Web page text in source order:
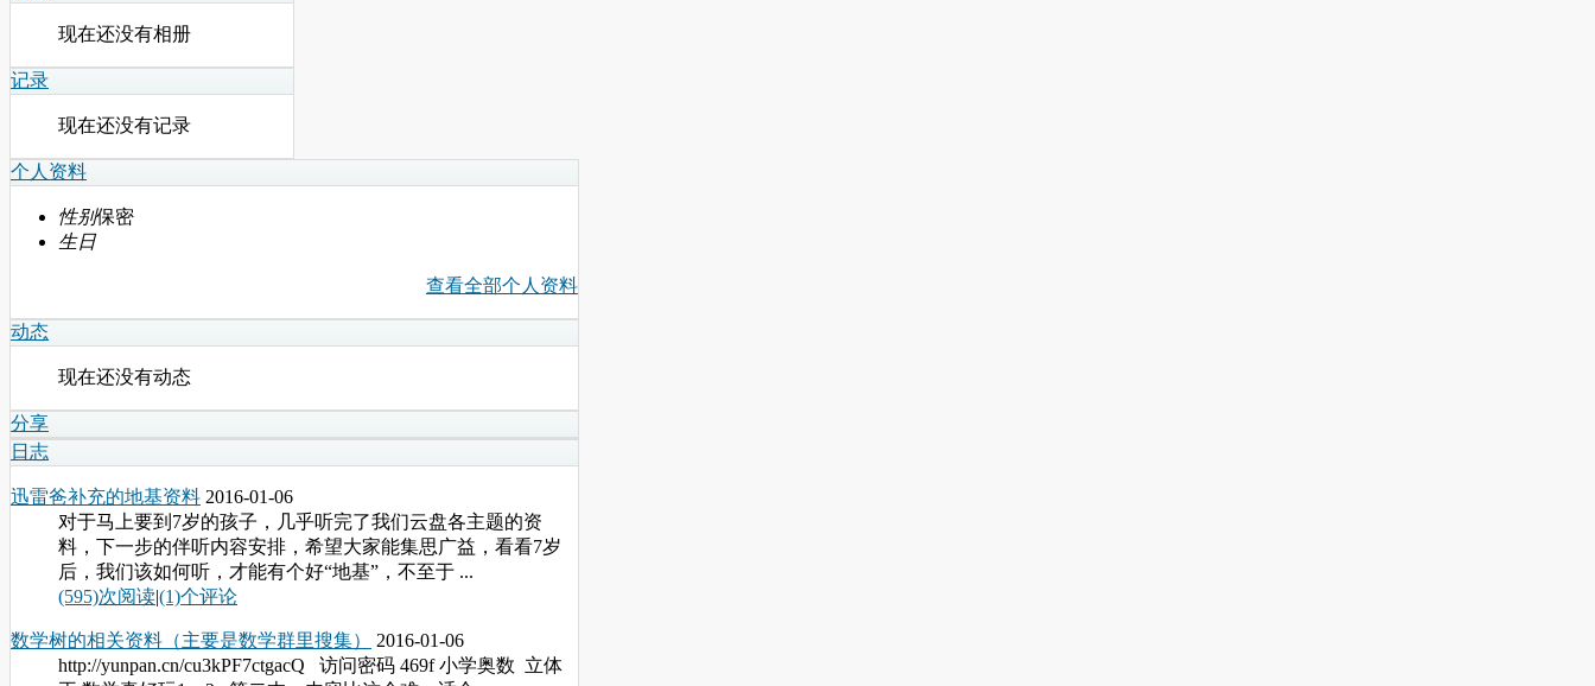
现在还没有相册
记录
现在还没有记录
个人资料
性别保密
生日
查看全部个人资料
动态
现在还没有动态
分享
日志
迅雷爸补充的地基资料 2016-01-06
对于马上要到7岁的孩子，几乎听完了我们云盘各主题的资
料，下一步的伴听内容安排，希望大家能集思广益，看看7岁
后，我们该如何听，才能有个好“地基”，不至于 ...
(595)次阅读|(1)个评论
数学树的相关资料（主要是数学群里搜集）
2016-01-06
http://yunpan.cn/cu3kPF7ctgacQ 访问密码 469f 小学奥数 立体